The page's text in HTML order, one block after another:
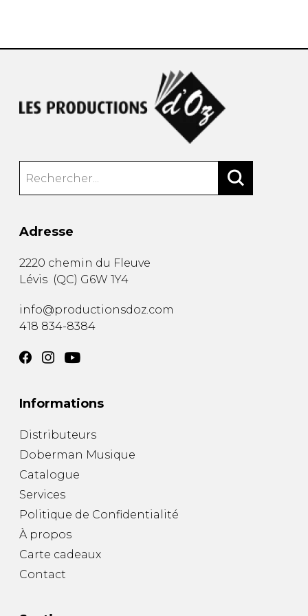
Adresse
2220 chemin du Fleuve
Lévis (QC) G6W 1Y4
info@productionsdoz.com
418 834-8384
Informations
Distributeurs
Doberman Musique
Catalogue
Services
Politique de Confidentialité
À propos
Carte cadeaux
Contact